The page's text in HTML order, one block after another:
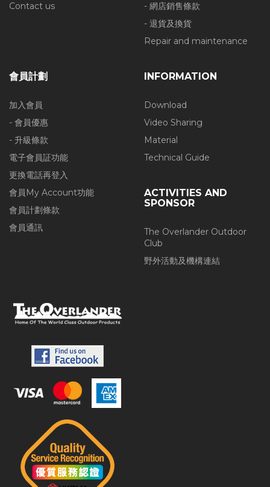
Contact us
- 網店銷售條款
- 退貨及換貨
Repair and maintenance
會員計劃
加入會員
- 會員優惠
- 升級條款
電子會員証功能
更換電話再登入
會員My Account功能
會員計劃條款
會員通訊
INFORMATION
Download
Video Sharing
Material
Technical Guide
ACTIVITIES AND
SPONSOR
The Overlander Outdoor
Club
野外活動及機構連結